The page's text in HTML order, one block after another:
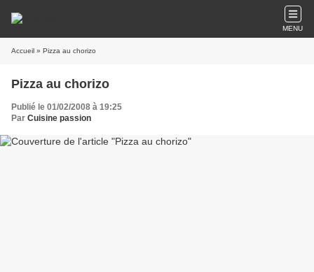
MENU
Accueil » Pizza au chorizo
Pizza au chorizo
Publié le 01/02/2008 à 19:25
Par Cuisine passion